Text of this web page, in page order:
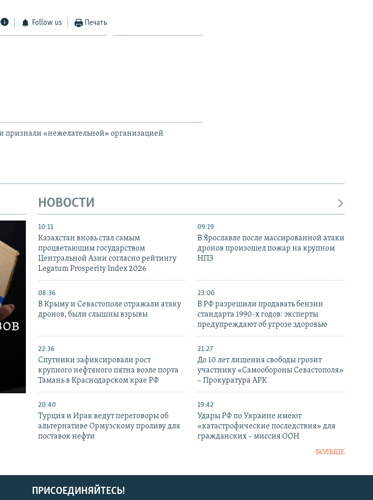
Follow us Печать
признали «нежелательной» организацией
НОВОСТИ
10:11
Казахстан вновь стал самым
процветающим государством
Центральной Азии согласно рейтингу
Legatum Prosperity Index 2026
09:19
В Ярославле после массированной атаки
дронов произошел пожар на крупном
НПЗ
08:36
В Крыму и Севастополе отражали атаку
дронов, были слышны взрывы
23:00
В РФ разрешили продавать бензин
стандарта 1990-х годов: эксперты
предупреждают об угрозе здоровью
22:36
Спутники зафиксировали рост
крупного нефтяного пятна возле порта
Тамань в Краснодарском крае РФ
21:27
До 10 лет лишения свободы грозит
участнику «Самообороны Севастополя»
– Прокуратура АРК
20:40
Турция и Ирак ведут переговоры об
альтернативе Ормузскому проливу для
поставок нефти
19:42
Удары РФ по Украине имеют
«катастрофические последствия» для
гражданских – миссия ООН
БОЛЬШЕ
ПРИСОЕДИНЯЙТЕСЬ!